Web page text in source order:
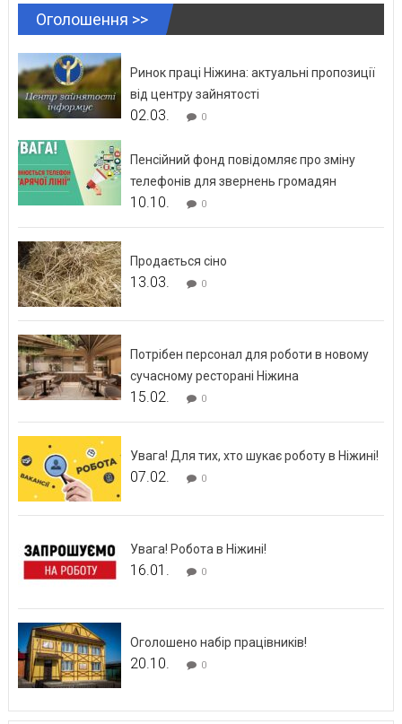
Оголошення >>
Ринок праці Ніжина: актуальні пропозиції
від центру зайнятості
02.03. 0
Пенсійний фонд повідомляє про зміну
телефонів для звернень громадян
10.10. 0
Продається сіно
13.03. 0
Потрібен персонал для роботи в новому
сучасному ресторані Ніжина
15.02. 0
Увага! Для тих, хто шукає роботу в Ніжині!
07.02. 0
Увага! Робота в Ніжині!
16.01. 0
Оголошено набір працівників!
20.10. 0